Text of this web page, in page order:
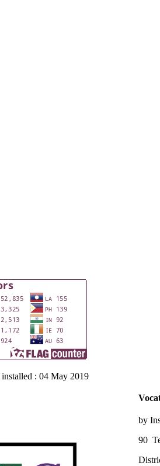
: 04 May 2019
by
90